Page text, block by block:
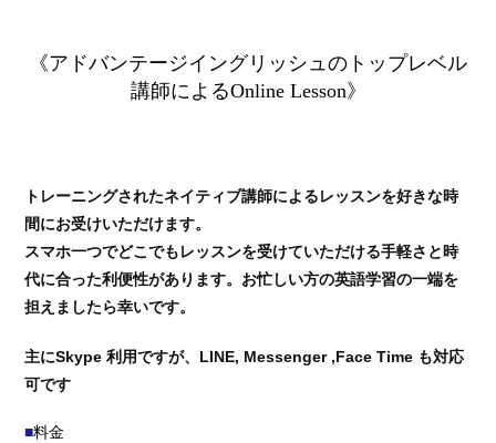
《アドバンテージイングリッシュのトップレベル
講師によるOnline Lesson》
トレーニングされたネイティブ講師によるレッスンを好きな時
間にお受けいただけます。
スマホ一つでどこでもレッスンを受けていただける手軽さと時
代に合った利便性があります。お忙しい方の英語学習の一端を
担えましたら幸いです。
主にSkype 利用ですが、LINE, Messenger ,Face Time も対応
可です
料金